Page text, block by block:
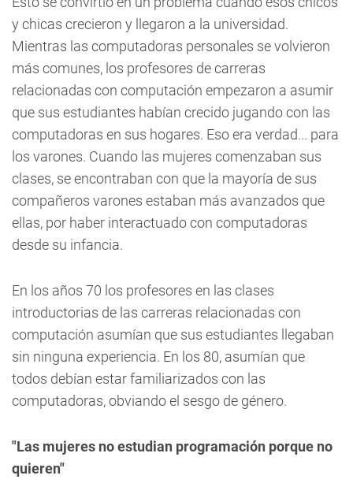
y chicas crecieron y llegaron a la universidad.
Mientras las computadoras personales se volvieron
más comunes, los profesores de carreras
relacionadas con computación empezaron a asumir
que sus estudiantes habían crecido jugando con las
computadoras en sus hogares. Eso era verdad... para
los varones. Cuando las mujeres comenzaban sus
clases, se encontraban con que la mayoría de sus
compañeros varones estaban más avanzados que
ellas, por haber interactuado con computadoras
desde su infancia.
En los años 70 los profesores en las clases
introductorias de las carreras relacionadas con
computación asumían que sus estudiantes llegaban
sin ninguna experiencia. En los 80, asumían que
todos debían estar familiarizados con las
computadoras, obviando el sesgo de género.
"Las mujeres no estudian programación porque no
quieren"